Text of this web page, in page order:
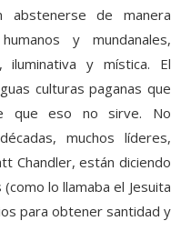
abstenerse de manera
y mundanales,
iluminativa y mística. El
culturas paganas que
que eso no sirve. No
muchos líderes,
Chandler, están diciendo
lo llamaba el Jesuita
para obtener santidad y